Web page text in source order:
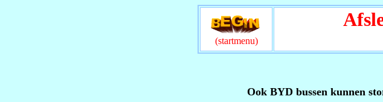
(startmenu)
Ook BYD bussen kunnen